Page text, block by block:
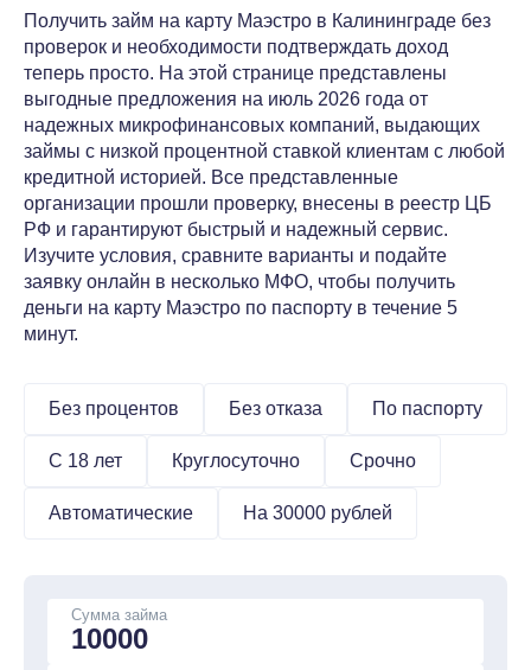
Получить займ на карту Маэстро в Калининграде без
проверок и необходимости подтверждать доход
теперь просто. На этой странице представлены
выгодные предложения на июль 2026 года от
надежных микрофинансовых компаний, выдающих
займы с низкой процентной ставкой клиентам с любой
кредитной историей. Все представленные
организации прошли проверку, внесены в реестр ЦБ
РФ и гарантируют быстрый и надежный сервис.
Изучите условия, сравните варианты и подайте
заявку онлайн в несколько МФО, чтобы получить
деньги на карту Маэстро по паспорту в течение 5
минут.
Без процентов Без отказа По паспорту
С 18 лет Круглосуточно Срочно
Автоматические На 30000 рублей
Сумма займа